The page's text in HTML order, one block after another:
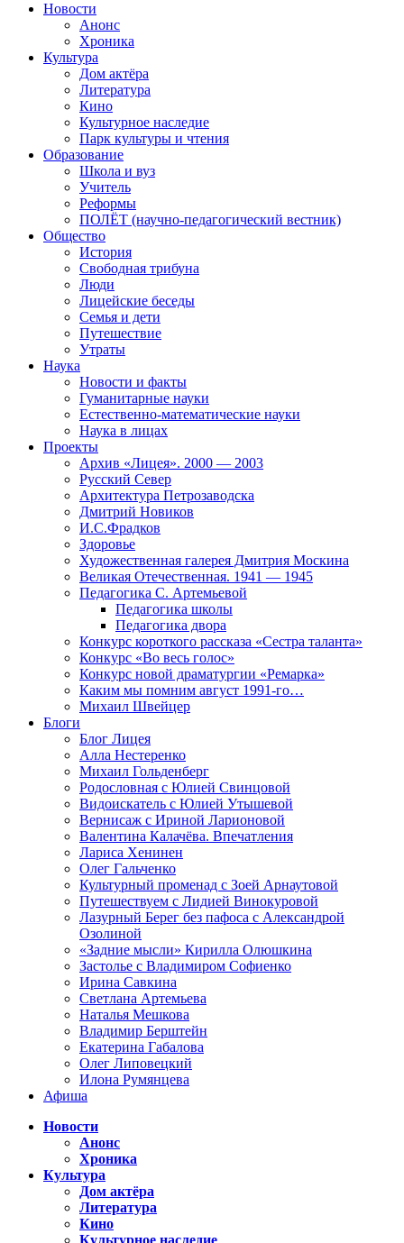
Новости
Анонс
Хроника
Культура
Дом актёра
Литература
Кино
Культурное наследие
Парк культуры и чтения
Образование
Школа и вуз
Учитель
Реформы
ПОЛЁТ (научно-педагогический вестник)
Общество
История
Свободная трибуна
Люди
Лицейские беседы
Семья и дети
Путешествие
Утраты
Наука
Новости и факты
Гуманитарные науки
Естественно-математические науки
Наука в лицах
Проекты
Архив «Лицея». 2000 — 2003
Русский Север
Архитектура Петрозаводска
Дмитрий Новиков
И.С.Фрадков
Здоровье
Художественная галерея Дмитрия Москина
Великая Отечественная. 1941 — 1945
Педагогика С. Артемьевой
Педагогика школы
Педагогика двора
Конкурс короткого рассказа «Сестра таланта»
Конкурс «Во весь голос»
Конкурс новой драматургии «Ремарка»
Каким мы помним август 1991-го…
Михаил Швейцер
Блоги
Блог Лицея
Алла Нестеренко
Михаил Гольденберг
Родословная с Юлией Свинцовой
Видоискатель с Юлией Утышевой
Вернисаж с Ириной Ларионовой
Валентина Калачёва. Впечатления
Лариса Хенинен
Олег Гальченко
Культурный променад с Зоей Арнаутовой
Путешествуем с Лидией Винокуровой
Лазурный Берег без пафоса с Александрой
Озолиной
«Задние мысли» Кирилла Олюшкина
Застолье с Владимиром Софиенко
Ирина Савкина
Светлана Артемьева
Наталья Мешкова
Владимир Берштейн
Екатерина Габалова
Олег Липовецкий
Илона Румянцева
Афиша
Новости
Анонс
Хроника
Культура
Дом актёра
Литература
Кино